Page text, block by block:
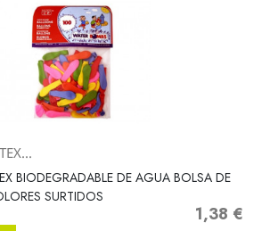
BIODEGRADABLE DE AGUA BOLSA DE
SURTIDOS
Precio
1,38 €